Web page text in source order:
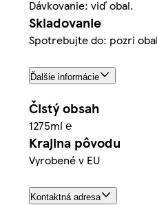
Dávkovanie: viď obal.
Skladovanie
Spotrebujte do: pozri
Ďalšie informácie
Čistý obsah
1275ml ℮
Krajina pôvodu
Vyrobené v EU
Kontaktná adresa